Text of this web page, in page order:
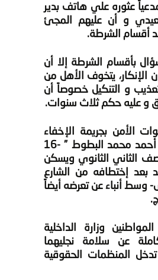
عثوره علي هاتف بدير
و أن عليهم المجئ
أقسام الشرطة.
بأقسام الشرطة إلا أن
الإنكار، يتخوف الأهل من
و التنكيل خصوصاً أن
و عليه حكم ثلاث سنوات.
الأمن بجريمة الإخفاء
القسري بحق ” أحمد محمد البطوط ” -16
الثاني الثانوي ويسكن
بعد إختطافه من الشارع
وسط أنباء عن تعرضه أيضاً
وزارة الداخلية
عن سلامة نجليهما
المنظمات الحقوقية